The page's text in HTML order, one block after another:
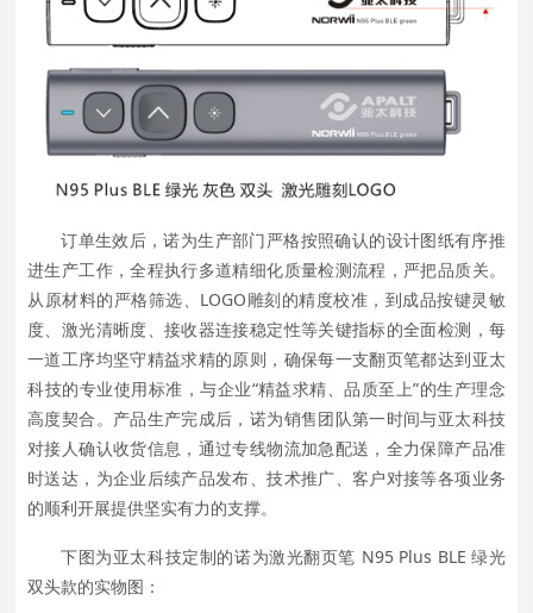
订单生效后，诺为生产部门严格按照确认的设计图纸有序推
进生产工作，全程执行多道精细化质量检测流程，严把品质关。
从原材料的严格筛选、LOGO雕刻的精度校准，到成品按键灵敏
度、激光清晰度、接收器连接稳定性等关键指标的全面检测，每
一道工序均坚守精益求精的原则，确保每一支翻页笔都达到亚太
科技的专业使用标准，与企业“精益求精、品质至上”的生产理念
高度契合。产品生产完成后，诺为销售团队第一时间与亚太科技
对接人确认收货信息，通过专线物流加急配送，全力保障产品准
时送达，为企业后续产品发布、技术推广、客户对接等各项业务
的顺利开展提供坚实有力的支撑。
下图为亚太科技定制的诺为激光翻页笔 N95 Plus BLE 绿光
双头款的实物图：